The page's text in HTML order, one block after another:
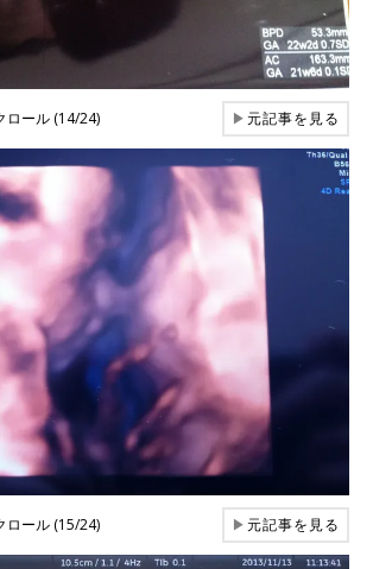
ロール (14/24) ▶元記事を見る
ロール (15/24) ▶元記事を見る